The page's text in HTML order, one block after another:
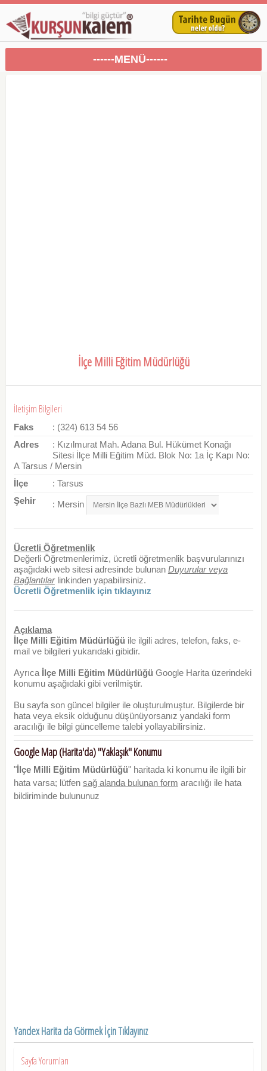
------MENÜ------
İlçe Milli Eğitim Müdürlüğü
İletişim Bilgileri
Faks
: (324) 613 54 56
Adres
: Kızılmurat Mah. Adana Bul. Hükümet Konağı
Sitesi İlçe Milli Eğitim Müd. Blok No: 1a İç Kapı No:
A Tarsus / Mersin
İlçe
: Tarsus
Şehir
: Mersin
Ücretli Öğretmenlik
Değerli Öğretmenlerimiz, ücretli öğretmenlik başvurularınızı
aşağıdaki web sitesi adresinde bulunan Duyurular veya
Bağlantılarlinkinden yapabilirsiniz.
Ücretli Öğretmenlik için tıklayınız
Açıklama
İlçe Milli Eğitim Müdürlüğü ile ilgili adres, telefon, faks, e-
mail ve bilgileri yukarıdaki gibidir.
Ayrıca İlçe Milli Eğitim Müdürlüğü Google Harita üzerindeki
konumu aşağıdaki gibi verilmiştir.
Bu sayfa son güncel bilgiler ile oluşturulmuştur. Bilgilerde bir
hata veya eksik olduğunu düşünüyorsanız yandaki form
aracılığı ile bilgi güncelleme talebi yollayabilirsiniz.
Google Map (Harita'da) "Yaklaşık" Konumu
"İlçe Milli Eğitim Müdürlüğü" haritada ki konumu ile ilgili bir
hata varsa; lütfen sağ alanda bulunan form aracılığı ile hata
bildiriminde bulununuz
Yandex Harita da Görmek İçin Tıklayınız
Sayfa Yorumları